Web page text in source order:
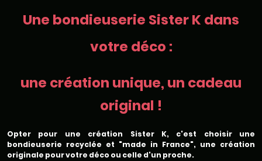
Une bondieuserie Sister K dans
votre déco :
une création unique, un cadeau
original !
Opter pour une création Sister K, c'est choisir une
bondieuserie recyclée et "made in France", une création
originale pour votre déco ou celle d'un proche.